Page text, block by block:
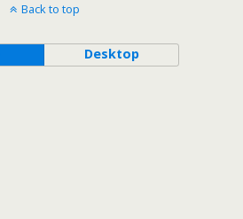
Back to top
Desktop